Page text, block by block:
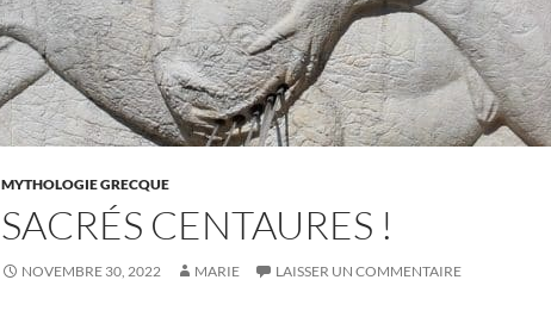
MYTHOLOGIE GRECQUE
SACRÉS CENTAURES !
NOVEMBRE 30, 2022 MARIE LAISSER UN COMMENTAIRE